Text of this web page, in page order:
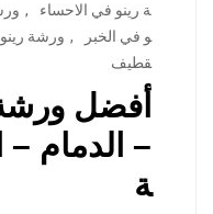
ة رينو في الاحساء
,
و في الخبر
, ورشة
قطيف
أفضل
– الدمام –
ة